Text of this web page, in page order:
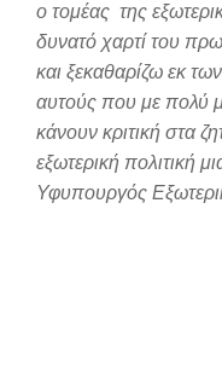
ο τομέας της
δυνατό χαρτί του
και ξεκαθαρίζω εκ
αυτούς που με πολύ
κάνουν κριτική στα
εξωτερική πολιτική
Υφυπουργός